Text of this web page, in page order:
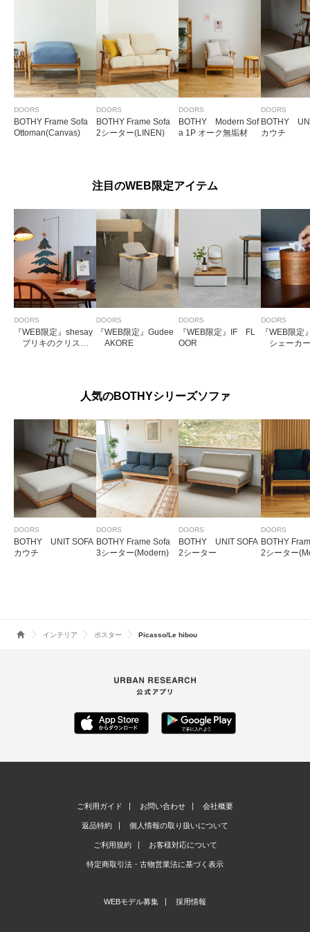
DOORS
BOTHY Frame Sofa
Ottoman(Canvas)
DOORS
BOTHY Frame Sofa
2シーター(LINEN)
DOORS
BOTHY Modern Sof
a 1P オーク無垢材
DOORS
BOTHY
カウチ
注目のWEB限定アイテム
DOORS
『WEB限定』shesay
ブリキのクリスマ
DOORS
『WEB限定』Gudee
AKORE
DOORS
『WEB限定』IF FL
OOR
DOORS
『WEB限定
シェーカ
人気のBOTHYシリーズソファ
DOORS
BOTHY UNIT SOFA
カウチ
DOORS
BOTHY Frame Sofa
3シーター(Modern)
DOORS
BOTHY UNIT SOFA
2シーター
DOORS
BOTHY
2シーター
インテリア ポスター Picasso/Le hibou
ご利用ガイド お問い合わせ 会社概要
返品特約 個人情報の取り扱いについて
ご利用規約 お客様対応について
特定商取引法・古物営業法に基づく表示
WEBモデル募集 採用情報